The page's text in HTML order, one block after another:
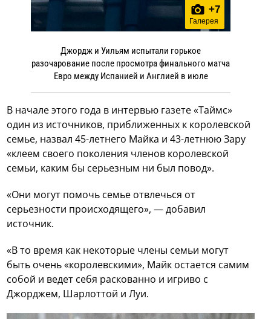
+7
Галерея
Джордж и Уильям испытали горькое
разочарование после просмотра финального матча
Евро между Испанией и Англией в июле
В начале этого года в интервью газете «Таймс»
один из источников, приближенных к королевской
семье, назвал 45-летнего Майка и 43-летнюю Зару
«клеем своего поколения членов королевской
семьи, каким бы серьезным ни был повод».
«Они могут помочь семье отвлечься от
серьезности происходящего», — добавил
источник.
«В то время как некоторые члены семьи могут
быть очень «королевскими», Майк остается самим
собой и ведет себя раскованно и игриво с
Джорджем, Шарлоттой и Луи.